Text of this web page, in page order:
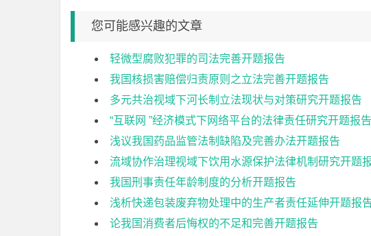
您可能感兴趣的文章
轻微型腐败犯罪的司法完善开题报告
我国核损害赔偿归责原则之立法完善开题报告
多元共治视域下河长制立法现状与对策研究开题报告
“互联网 ”经济模式下网络平台的法律责任研究开题报告
浅议我国药品监管法制缺陷及完善办法开题报告
流域协作治理视域下饮用水源保护法律机制研究开题
我国刑事责任年龄制度的分析开题报告
浅析快递包装废弃物处理中的生产者责任延伸开题报
论我国消费者后悔权的不足和完善开题报告